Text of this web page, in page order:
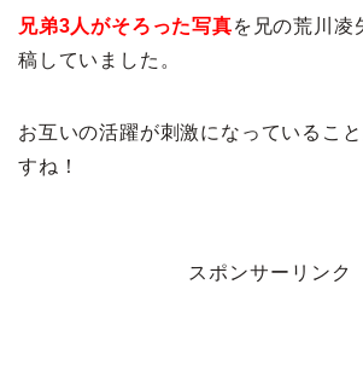
兄弟3人がそろった写真を兄の荒川凌
稿していました。
お互いの活躍が刺激になっているこ
すね！
スポンサーリンク